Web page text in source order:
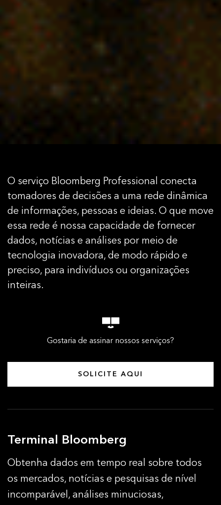
O serviço Bloomberg Professional conecta
tomadores de decisões a uma rede dinâmica
de informações, pessoas e ideias. O que move
essa rede é nossa capacidade de fornecer
dados, notícias e análises por meio de
tecnologia inovadora, de modo rápido e
preciso, para indivíduos ou organizações
inteiras.
Gostaria de assinar nossos serviços?
SOLICITE AQUI
Terminal Bloomberg
Obtenha dados em tempo real sobre todos
os mercados, notícias e pesquisas de nível
incomparável, análises minuciosas,